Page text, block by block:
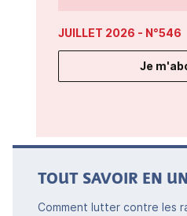
JUILLET 2026 - N°546
Je
TOUT SAVOIR EN
Comment lutter contre les